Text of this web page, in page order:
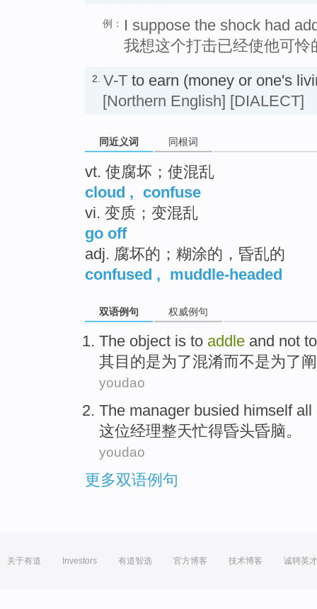
例：
I suppose the shock had
我想这个打击已经使他可怜
2. V-T to earn (money or one's
[Northern English] [DIALECT]
同近义词 同根词
vt. 使腐坏；使混乱
cloud , confuse
vi. 变质；变混乱
go off
adj. 腐坏的；糊涂的，昏乱的
confused , muddle-headed
双语例句 权威例句
The object is to addle and not
其 目的是为了混淆而不是为了
youdao
The manager busied himself all
这位经理整天忙得昏头昏脑。
youdao
更多双语例句
关于有道 Investors 有道智选 官方博客 技术博客 诚聘英才